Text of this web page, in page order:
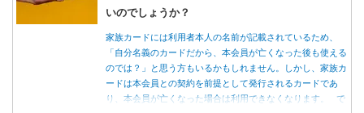
いのでしょうか？
家族カードには利用者本人の名前が記載されているため、
「自分名義のカードだから、本会員が亡くなった後も使える
のでは？」と思う方もいるかもしれません。しかし、家族カ
ードは本会員との契約を前提として発行されるカードであ
り、本会員が亡くなった場合は利用できなくなります。 で